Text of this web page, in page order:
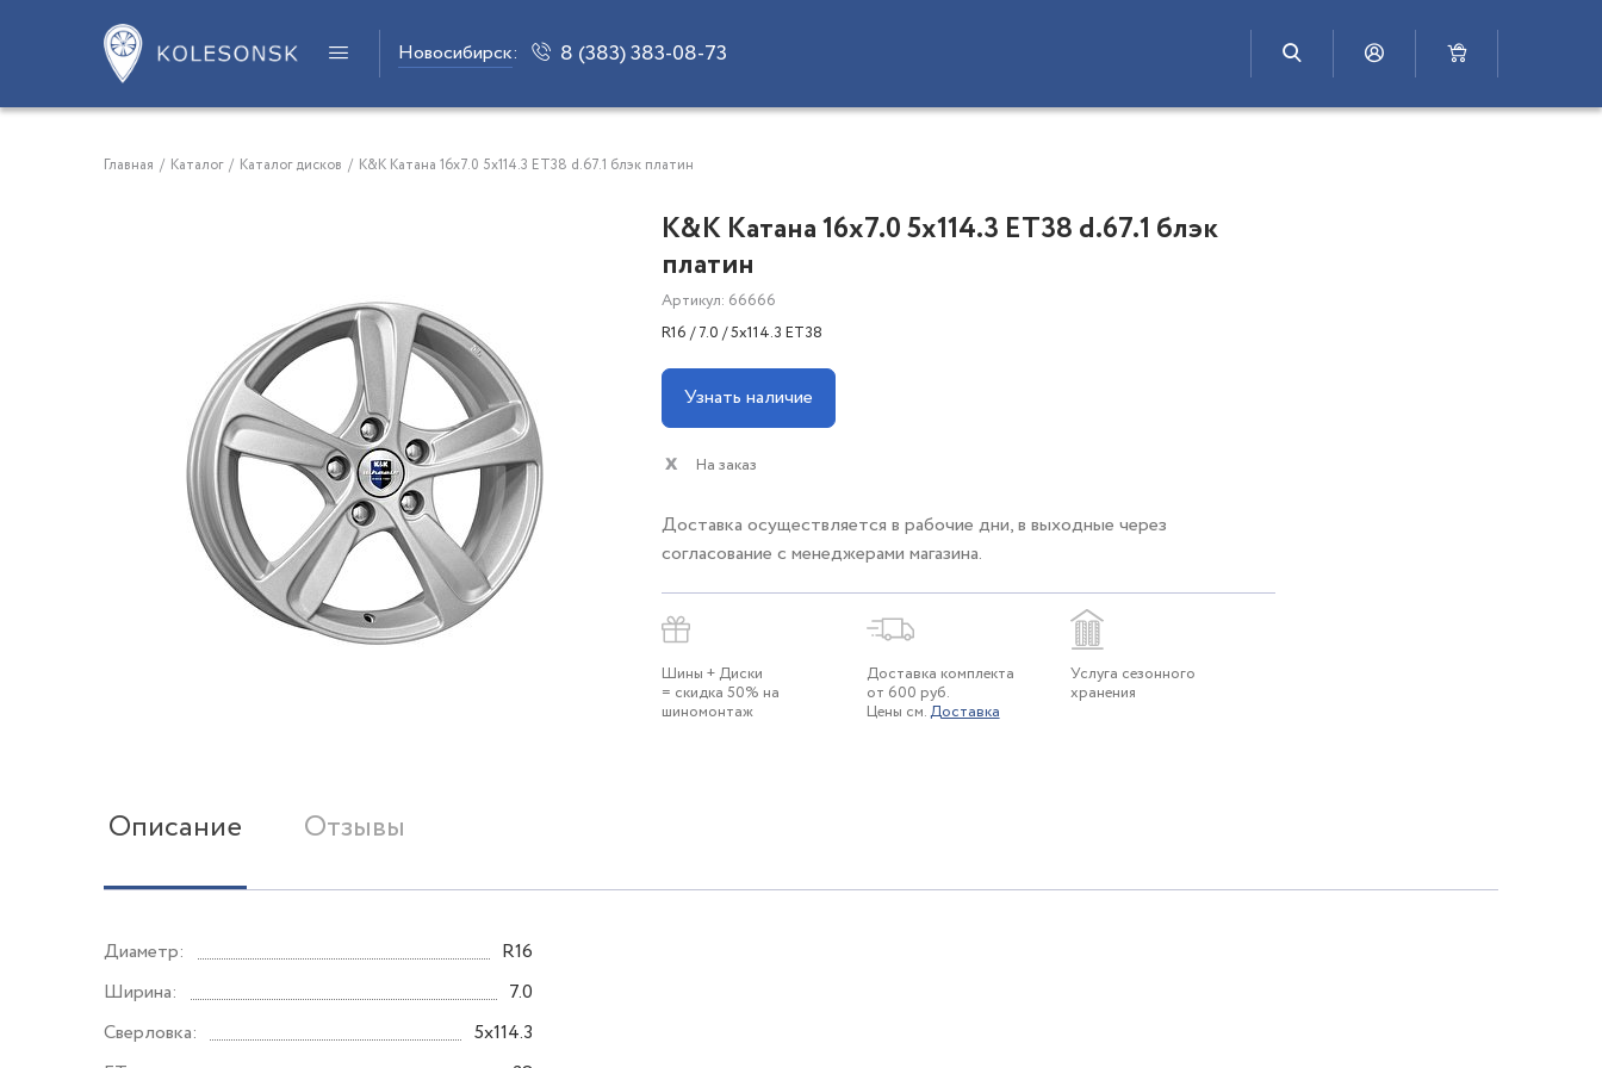
Новосибирск: 8 (383) 383-08-73
Главная / Каталог / Каталог дисков / K&K Катана 16x7.0 5x114.3 ET38 d.67.1 блэк платин
K&K Катана 16x7.0 5x114.3 ET38 d.67.1 блэк
платин
Артикул: 66666
R16 / 7.0 / 5x114.3 ET38
Узнать наличие
На заказ
Доставка осуществляется в рабочие дни, в выходные через
согласование с менеджерами магазина.
Шины + Диски
= скидка 50% на
шиномонтаж
Доставка комплекта
от 600 руб.
Цены см.Доставка
Услуга сезонного
хранения
Описание Отзывы
Диаметр:
R16
Ширина:
7.0
Сверловка:
5x114.3